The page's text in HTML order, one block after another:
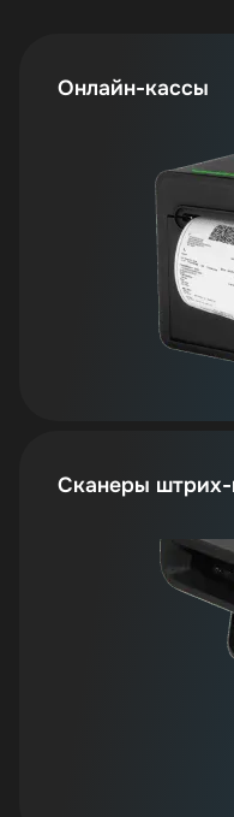
Онлайн-кассы
Сканеры